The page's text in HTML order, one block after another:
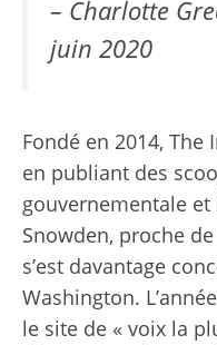
– Charlotte
juin 2020
Fondé en 2014, The
en publiant des
gouvernementale et
Snowden, proche
s’est davantage
Washington.
le site de « voix la